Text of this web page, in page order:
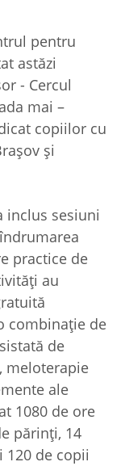
pentru
astăzi
- Cercul
mai –
copiilor cu
și
inclus sesiuni
practice de
au
combinație de
de
meloterapie
ale
1080 de ore
părinți, 14
120 de copii